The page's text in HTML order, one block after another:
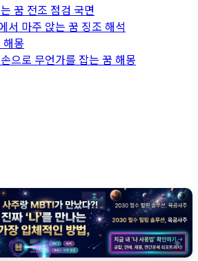
꿈 전조 점검 국면
서 마주 앉는 꿈 징조 해석
해몽
으로 무언가를 잡는 꿈 해몽